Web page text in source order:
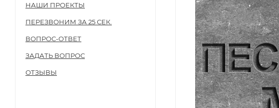
НАШИ ПРОЕКТЫ
ПЕРЕЗВОНИМ ЗА 25 СЕК.
ВОПРОС-ОТВЕТ
ЗАДАТЬ ВОПРОС
ОТЗЫВЫ